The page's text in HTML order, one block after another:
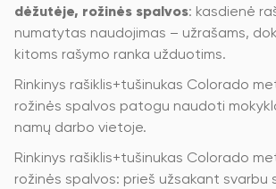
dėžutėje, rožinės spalvos: kasdienė
numatytas naudojimas – užrašams,
kitoms rašymo ranka užduotims.
Rinkinys rašiklis+tušinukas Colorado
rožinės spalvos patogu naudoti
namų darbo vietoje.
Rinkinys rašiklis+tušinukas Colorado
rožinės spalvos: prieš užsakant svarbu